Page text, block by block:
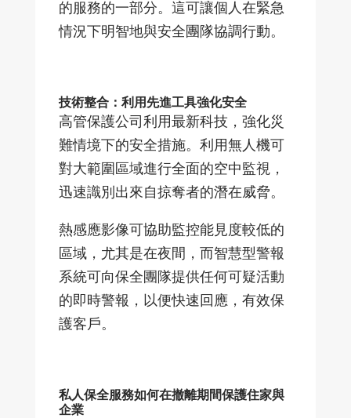
的服務的一部分。這可讓個人在緊急
情況下明智地與安全團隊協調行動。
技術整合：利用先進工具強化安全
高管保護公司利用最新科技，強化災
難情境下的安全措施。利用無人機可
對大範圍區域進行全面的空中監視，
迅速識別出來自掠奪者的潛在威脅。
熱感應影像可協助監控能見度較低的
區域，尤其是在夜間，而智慧型警報
系統可向保全團隊提供任何可疑活動
的即時警報，以便快速回應，有效保
護客戶。
私人保全服務如何在撤離期間保護住家與
企業